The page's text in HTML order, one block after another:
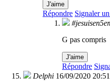
J'aime
Répondre Signaler
G pas compris
J'aime
Répondre
Delphi 16/09/2020 20:51